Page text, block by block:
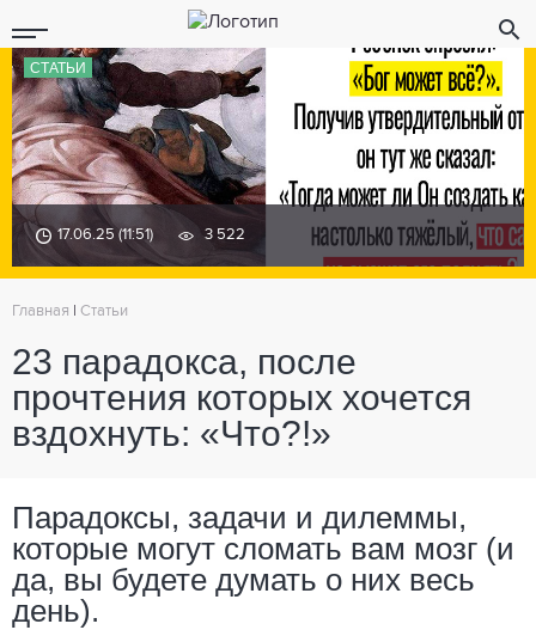
СТАТЬИ
17.06.25 (11:51) 3 522
Главная Статьи
23 парадокса, после
прочтения которых хочется
вздохнуть: «Что?!»
Парадоксы, задачи и дилеммы,
которые могут сломать вам мозг (и
да, вы будете думать о них весь
день).